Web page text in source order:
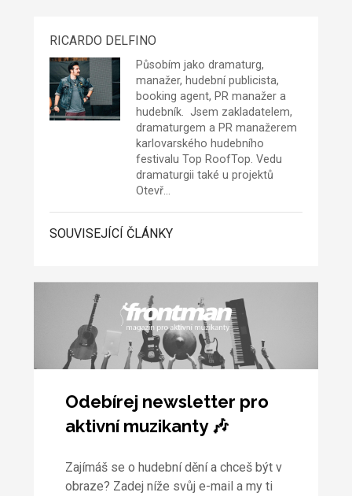
RICARDO DELFINO
Působím jako dramaturg,
manažer, hudební publicista,
booking agent, PR manažer a
hudebník. Jsem zakladatelem,
dramaturgem a PR manažerem
karlovarského hudebního
festivalu Top RoofTop. Vedu
dramaturgii také u projektů
Otevř…
SOUVISEJÍCÍ ČLÁNKY
Odebírej newsletter pro
aktivní muzikanty 🎶
Zajímáš se o hudební dění a chceš být v
obraze? Zadej níže svůj e-mail a my ti